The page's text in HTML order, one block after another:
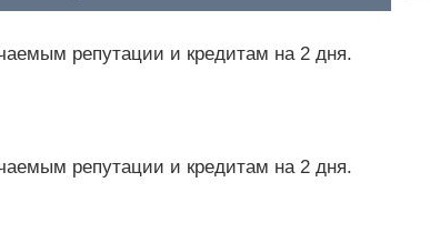
репутации и кредитам на 2 дня.
репутации и кредитам на 2 дня.